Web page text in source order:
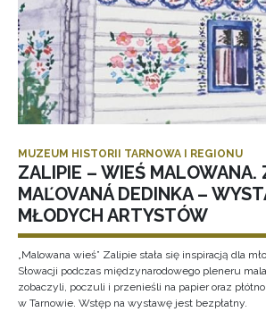
MUZEUM HISTORII TARNOWA I REGIONU
ZALIPIE – WIEŚ MALOWANA.
MAĽOVANÁ DEDINKA –
MŁODYCH ARTYSTÓW
„Malowana wieś” Zalipie stała się inspiracją dla
Słowacji podczas międzynarodowego pleneru
zobaczyli, poczuli i przenieśli na papier oraz
w Tarnowie. Wstęp na wystawę jest bezpłatny.